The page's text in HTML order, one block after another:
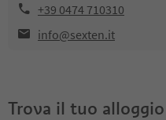
+39 0474 710310
info@sexten.it
Trova il tuo